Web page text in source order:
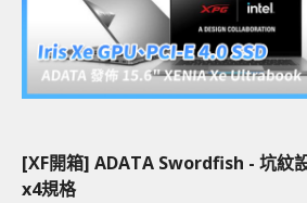
[XF開箱] ADATA Swordfish - 坑紋
x4規格